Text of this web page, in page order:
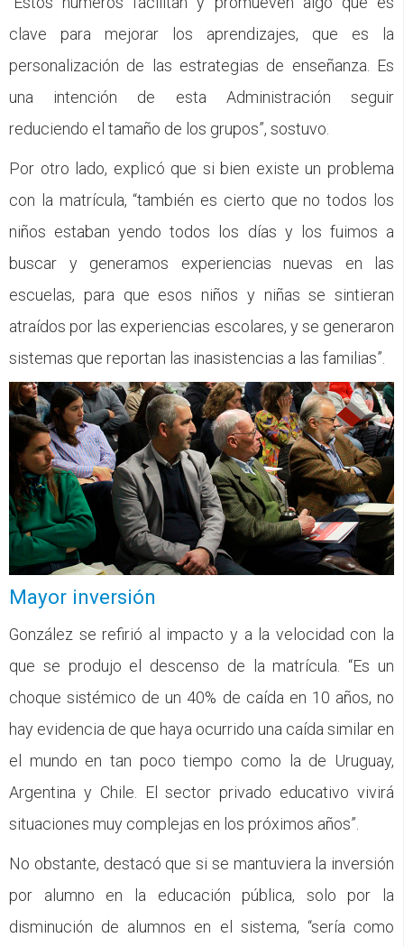
clave para mejorar los aprendizajes, que es la
personalización de las estrategias de enseñanza. Es
una intención de esta Administración seguir
reduciendo el tamaño de los grupos”, sostuvo.
Por otro lado, explicó que si bien existe un problema
con la matrícula, “también es cierto que no todos los
niños estaban yendo todos los días y los fuimos a
buscar y generamos experiencias nuevas en las
escuelas, para que esos niños y niñas se sintieran
atraídos por las experiencias escolares, y se generaron
sistemas que reportan las inasistencias a las familias”.
Mayor inversión
González se refirió al impacto y a la velocidad con la
que se produjo el descenso de la matrícula. “Es un
choque sistémico de un 40% de caída en 10 años, no
hay evidencia de que haya ocurrido una caída similar en
el mundo en tan poco tiempo como la de Uruguay,
Argentina y Chile. El sector privado educativo vivirá
situaciones muy complejas en los próximos años”.
No obstante, destacó que si se mantuviera la inversión
por alumno en la educación pública, solo por la
disminución de alumnos en el sistema, “sería como